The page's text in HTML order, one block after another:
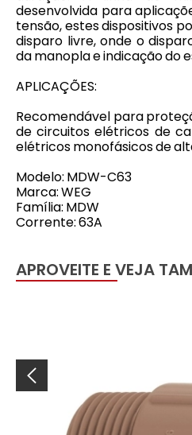
desenvolvida para
tensão, estes dispositivos
disparo livre, onde o
da manopla e indicação do
APLICAÇÕES:
Recomendável para
de circuitos elétricos de
elétricos monofásicos de
Modelo: MDW-C63
Marca: WEG
Família: MDW
Corrente: 63A
APROVEITE E VEJA